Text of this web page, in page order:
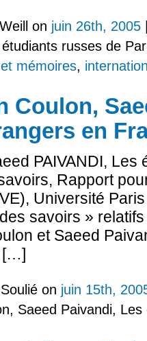
on juin 26th, 2005
russes de
mémoires,
Coulon,
en
PAIVANDI, Les
Rapport
Université
savoirs »
et Saeed
[…]
on juin 15th,
Saeed Paivandi,